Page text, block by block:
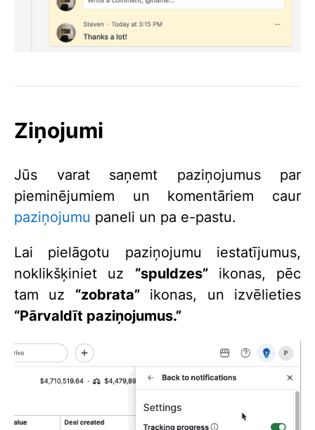
Ziņojumi
Jūs varat saņemt paziņojumus par
pieminējumiem un komentāriem caur
paziņojumu paneli un pa e-pastu.
Lai pielāgotu paziņojumu iestatījumus,
noklikšķiniet uz “spuldzes”ikonas, pēc
tam uz “zobrata”ikonas, un izvēlieties
“Pārvaldīt paziņojumus.”